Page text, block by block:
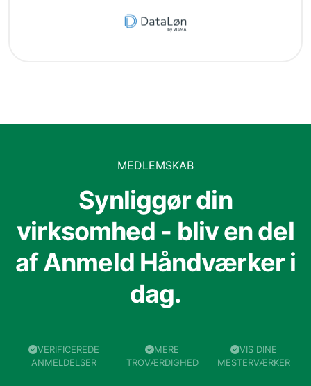
MEDLEMSKAB
Synliggør din
virksomhed - bliv en del
af Anmeld Håndværker i
dag.
VERIFICEREDE
ANMELDELSER
MERE
TROVÆRDIGHED
VIS DINE
MESTERVÆRKER